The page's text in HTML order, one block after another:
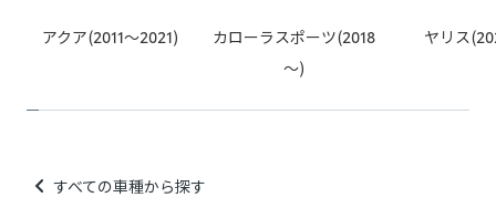
例：カー用品店でのスピーカー取り付け、社外品の安全装備取
アクア(2011～2021)
カローラスポーツ(2018
～)
ヤリス
すべての車種から探す